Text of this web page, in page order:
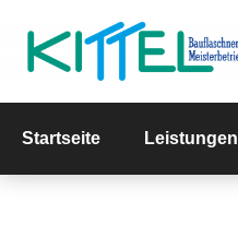
Startseite Leistungen